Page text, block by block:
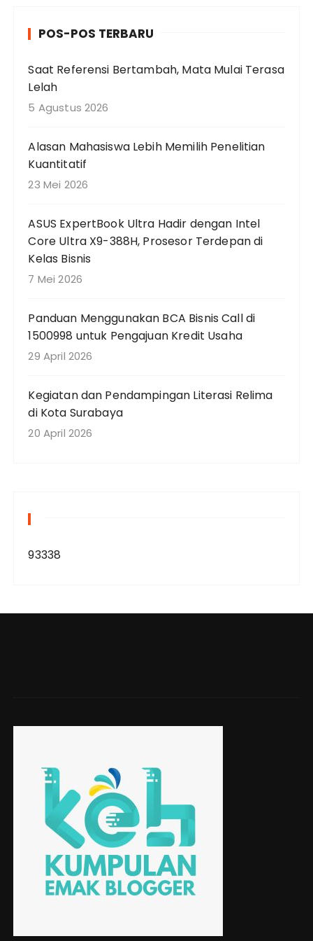
i
n
u
n
u
k
POS-POS TERBARU
Saat Referensi Bertambah, Mata Mulai Terasa
Lelah
5 Agustus 2026
Alasan Mahasiswa Lebih Memilih Penelitian
Kuantitatif
23 Mei 2026
ASUS ExpertBook Ultra Hadir dengan Intel
Core Ultra X9-388H, Prosesor Terdepan di
Kelas Bisnis
7 Mei 2026
Panduan Menggunakan BCA Bisnis Call di
1500998 untuk Pengajuan Kredit Usaha
29 April 2026
Kegiatan dan Pendampingan Literasi Relima
di Kota Surabaya
20 April 2026
93338